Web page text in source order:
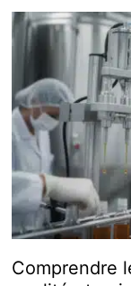
Comprendre